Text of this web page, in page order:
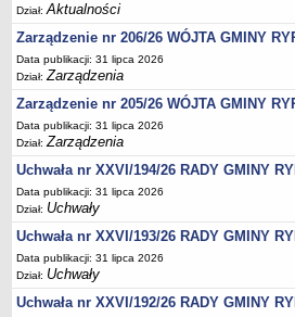
Raporty o stanie dostępności
Wnioski
WŁADZE I STRUKTURA
Struktura organizacyjna
Rada gminy
Wójt
Urząd gminy
Jednostki organizacyjne, GOPS,
Jednostki pomocnicze - sołectwa
Plan pracy komisji rewizyjnej
Sesje Rady Gminy Rypin
PRAWO LOKALNE
Dział:Aktualności
Zarządzenie nr 206/26 WÓJTA GMINY
Data publikacji: 31 lipca 2026
Dział:Zarządzenia
Zarządzenie nr 205/26 WÓJTA GMINY
Data publikacji: 31 lipca 2026
Dział:Zarządzenia
Uchwała nr XXVI/194/26 RADY GMINY
Data publikacji: 31 lipca 2026
Dział: Uchwały
Uchwała nr XXVI/193/26 RADY GMINY
Data publikacji: 31 lipca 2026
Dział: Uchwały
Uchwała nr XXVI/192/26 RADY GMINY